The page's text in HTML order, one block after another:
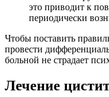
это приводит к
периодически
Чтобы поставить
провести
больной не страдает
Лечение